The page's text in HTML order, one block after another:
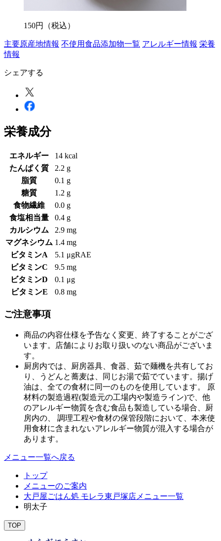
150円 （税込）
主要原産地情報 不使用食品添加物一覧 アレルギー情報 栄養
情報
シェアする
栄養成分
エネルギー
14 kcal
たんぱく質
2.2 g
脂質
0.1 g
糖質
1.2 g
食物繊維
0.0 g
食塩相当量
0.4 g
カルシウム
2.9 mg
マグネシウム 1.4 mg
ビタミンA
5.1 μgRAE
ビタミンC
9.5 mg
ビタミンD
0.1 μg
ビタミンE
0.8 mg
ご注意事項
商品の内容仕様を予告なく変更、終了することがござ
います。店舗によりお取り扱いのない商品がございま
す。
厨房内では、厨房器具、食器、茹で麺機を共有してお
り、うどんと蕎麦は、同じお湯で茹でています。揚げ
油は、全ての食材に同一のものを使用しています。 原
材料の製造過程(製造元の工場内や製造ライン)で、他
のアレルギー物質を含む食品も製造している場合、厨
房内の、 調理工程や食材の保管段階において、本来使
用食材に含まれないアレルギー物質が混入する場合が
あります。
メニュー一覧へ戻る
トップ
メニューのご案内
大戸屋ごはん処 モレラ東戸塚店メニュー一覧
明太子
TOP